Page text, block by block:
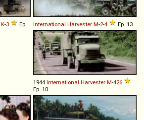
K-3
Ep.
International Harvester M-2-4 Ep. 13
1944 International Harvester M-426
Ep. 10